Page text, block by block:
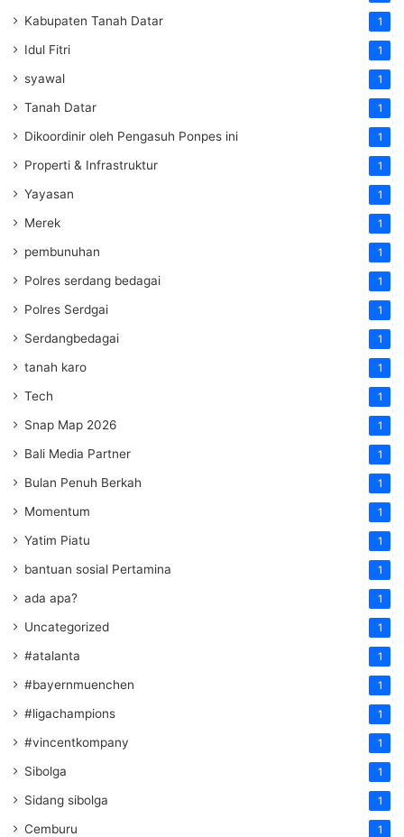
Kabupaten Tanah Datar 1
Idul Fitri 1
syawal 1
Tanah Datar 1
Dikoordinir oleh Pengasuh Ponpes ini 1
Properti & Infrastruktur 1
Yayasan 1
Merek 1
pembunuhan 1
Polres serdang bedagai 1
Polres Serdgai 1
Serdangbedagai 1
tanah karo 1
Tech 1
Snap Map 2026 1
Bali Media Partner 1
Bulan Penuh Berkah 1
Momentum 1
Yatim Piatu 1
bantuan sosial Pertamina 1
ada apa? 1
Uncategorized 1
#atalanta 1
#bayernmuenchen 1
#ligachampions 1
#vincentkompany 1
Sibolga 1
Sidang sibolga 1
Cemburu 1